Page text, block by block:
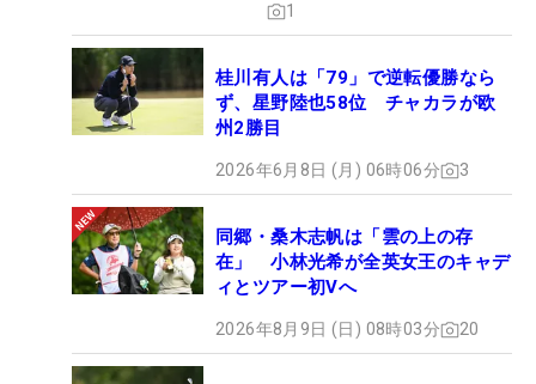
1
桂川有人は「79」で逆転優勝なら
ず、星野陸也58位 チャカラが欧
州2勝目
2026年6月8日 (月) 06時06分 3
同郷・桑木志帆は「雲の上の存
在」 小林光希が全英女王のキャデ
ィとツアー初Vへ
2026年8月9日 (日) 08時03分 20